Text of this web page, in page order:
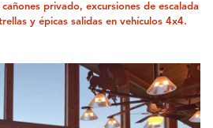
privado, excursiones de escalada
y épicas salidas en vehículos 4x4.